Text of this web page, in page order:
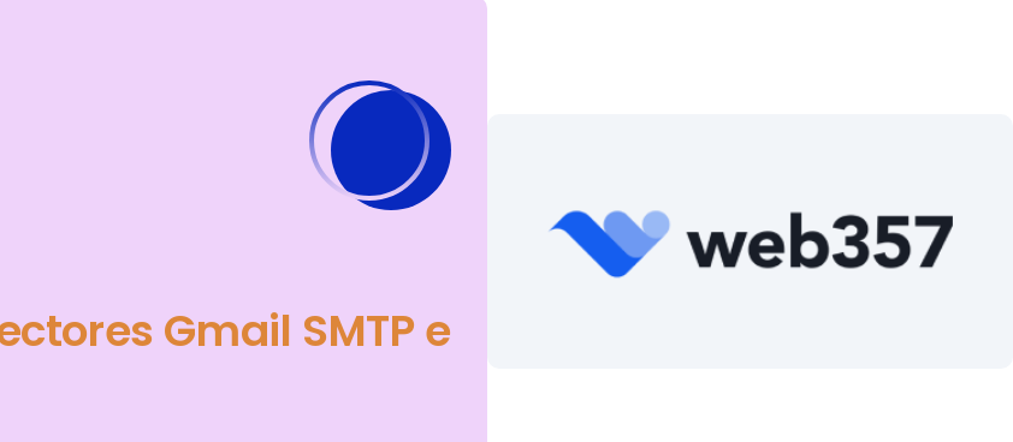
Gmail SMTP e